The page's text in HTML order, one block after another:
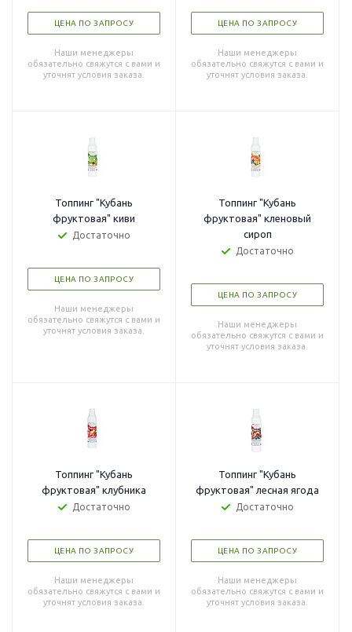
ЦЕНА ПО ЗАПРОСУ
Наши менеджеры
обязательно свяжутся с вами и
уточнят условия заказа.
ЦЕНА ПО ЗАПРОСУ
Наши менеджеры
обязательно свяжутся с вами и
уточнят условия заказа.
Топпинг "Кубань
фруктовая" киви
Достаточно
ЦЕНА ПО ЗАПРОСУ
Наши менеджеры
обязательно свяжутся с вами и
уточнят условия заказа.
Топпинг "Кубань
фруктовая" кленовый
сироп
Достаточно
ЦЕНА ПО ЗАПРОСУ
Наши менеджеры
обязательно свяжутся с вами и
уточнят условия заказа.
Топпинг "Кубань
фруктовая" клубника
Достаточно
ЦЕНА ПО ЗАПРОСУ
Наши менеджеры
обязательно свяжутся с вами и
уточнят условия заказа.
Топпинг "Кубань
фруктовая" лесная ягода
Достаточно
ЦЕНА ПО ЗАПРОСУ
Наши менеджеры
обязательно свяжутся с вами и
уточнят условия заказа.